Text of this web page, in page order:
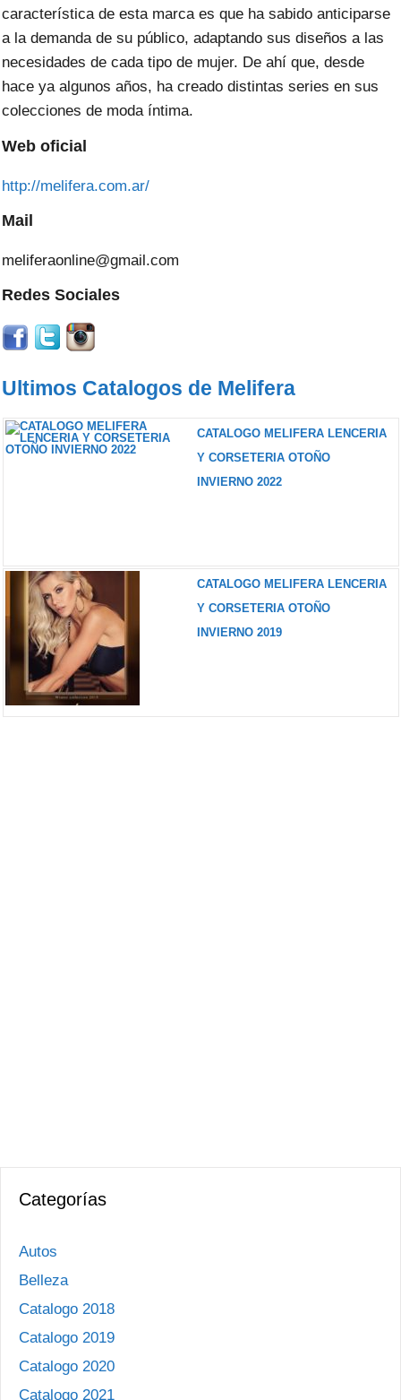
característica de esta marca es que ha sabido anticiparse
a la demanda de su público, adaptando sus diseños a las
necesidades de cada tipo de mujer. De ahí que, desde
hace ya algunos años, ha creado distintas series en sus
colecciones de moda íntima.
Web oficial
http://melifera.com.ar/
Mail
meliferaonline@gmail.com
Redes Sociales
Ultimos Catalogos de Melifera
CATALOGO MELIFERA LENCERIA
Y CORSETERIA OTOÑO
INVIERNO 2022
CATALOGO MELIFERA LENCERIA
Y CORSETERIA OTOÑO
INVIERNO 2019
Categorías
Autos
Belleza
Catalogo 2018
Catalogo 2019
Catalogo 2020
Catalogo 2021